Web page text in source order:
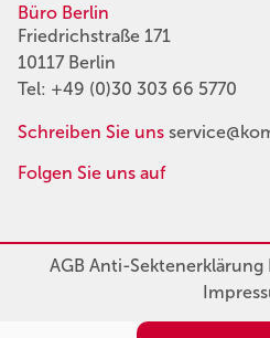
Büro Berlin
Friedrichstraße 171
10117 Berlin
Tel: +49 (0)30 303 66 5770
Schreiben Sie uns
Folgen Sie uns auf
AGBAnti-Sektenerklärung